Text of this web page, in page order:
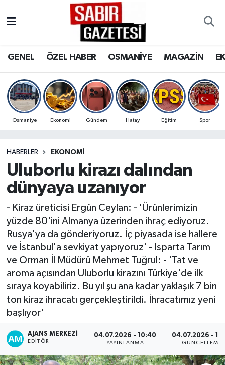
GENEL ÖZEL HABER OSMANİYE MAGAZİN
Osmaniye Ekonomi Gündem Hatay Eğitim Spor
HABERLER EKONOMI
Uluborlu kirazı dalından
dünyaya uzanıyor
- Kiraz üreticisi Ergün Ceylan: - 'Ürünlerimizin
yüzde 80'ini Almanya üzerinden ihraç ediyoruz.
Rusya'ya da gönderiyoruz. İç piyasada ise hallere
ve İstanbul'a sevkiyat yapıyoruz' - Isparta Tarım
ve Orman İl Müdürü Mehmet Tuğrul: - 'Tat ve
aroma açısından Uluborlu kirazını Türkiye'de ilk
sıraya koyabiliriz. Bu yıl şu ana kadar yaklaşık 7 bin
ton kiraz ihracatı gerçekleştirildi. İhracatımız yeni
başlıyor'
AJANS MERKEZI
EDITÖR
04.07.2026 - 10:40
YAYINLANMA
04.07.2026 -
GÜNCELLEME
OSMANİYE
MAGAZİN
SPOR
RESMİ İLANLAR
Osmaniye Nöbetçi Eczaneler
Osmaniye Trafik Yoğunluk Haritası
Süper Lig Puan Durumu ve Fikstür
Son Dakika Haberleri
Haber Arşivi